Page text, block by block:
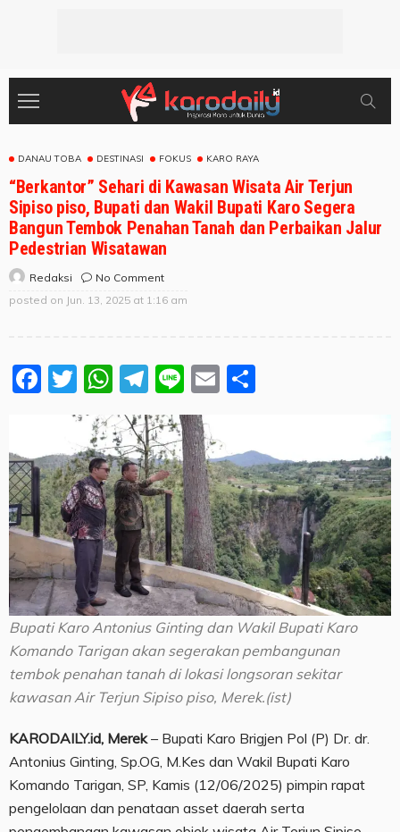
DANAU TOBA DESTINASI FOKUS KARO RAYA
“Berkantor” Sehari di Kawasan Wisata Air Terjun
Sipiso piso, Bupati dan Wakil Bupati Karo Segera
Bangun Tembok Penahan Tanah dan Perbaikan Jalur
Pedestrian Wisatawan
Redaksi
No Comment
posted on Jun. 13, 2025 at 1:16 am
Facebook
Twitter
WhatsApp
Telegram
LineEmail
Bupati Karo Antonius Ginting dan Wakil Bupati Karo
Komando Tarigan akan segerakan pembangunan
tembok penahan tanah di lokasi longsoran sekitar
kawasan Air Terjun Sipiso piso, Merek.(ist)
KARODAILY.id, Merek– Bupati Karo Brigjen Pol (P) Dr. dr.
Antonius Ginting, Sp.OG, M.Kes dan Wakil Bupati Karo
Komando Tarigan, SP, Kamis (12/06/2025) pimpin rapat
pengelolaan dan penataan asset daerah serta